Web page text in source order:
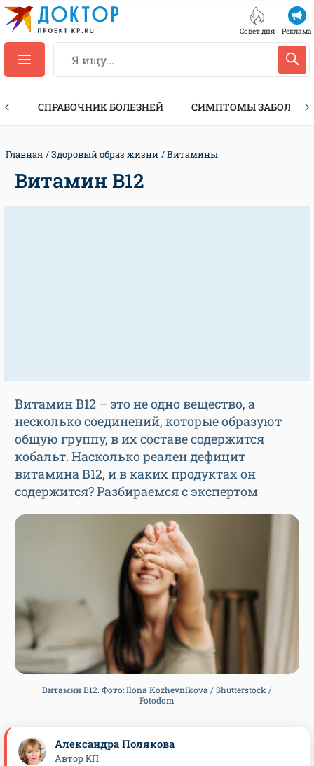
Совет дня Реклама
СПРАВОЧНИК БОЛЕЗНЕЙ СИМПТОМЫ
Главная Здоровый образ жизни Витамины
Витамин B12
Витамин В12 – это не одно вещество, а
несколько соединений, которые образуют
общую группу, в их составе содержится
кобальт. Насколько реален дефицит
витамина В12, и в каких продуктах он
содержится? Разбираемся с экспертом
Витамин B12. Фото: Ilona Kozhevnikova / Shutterstock /
Fotodom
Александра Полякова
Автор КП